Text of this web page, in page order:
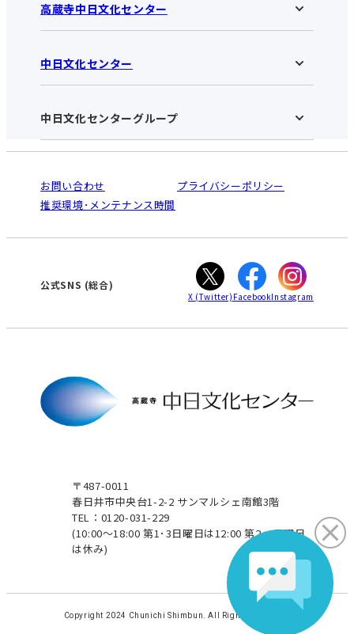
高蔵寺中日文化センター
高蔵寺中日文化センターHOME
お知らせ
アクセス･営業時間
お申し込みの流れ
入会と受講のご案内
中日文化センター
中日文化センターHOME
中日文化センターとは
受講規約・会員特典
ご利用ガイド
オンライン講座受講の手順
WEBサイトのよくある質問
中日文化センターグループ
南大高
犬山
高蔵寺
大垣
津
お問い合わせ
プライバシーポリシー
推奨環境･メンテナンス時間
〒487-0011
春日井市中央台1-2-2 サンマルシェ南館3階
TEL：0120-031-229
(10:00～18:00 第1･3日曜日は12:00 第2･4日曜日
は休み)
公式SNS (総合)
X (Twitter) FacebookInstagram
Copyright 2024 Chunichi Shimbun. All Rights Reserved.